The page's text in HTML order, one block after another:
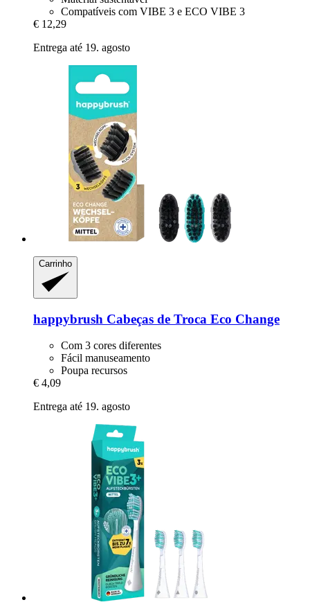
Compatíveis com VIBE 3 e ECO VIBE 3
€ 12,29
Entrega até 19. agosto
Carrinho
happybrush Cabeças de Troca Eco Change
Com 3 cores diferentes
Fácil manuseamento
Poupa recursos
€ 4,09
Entrega até 19. agosto